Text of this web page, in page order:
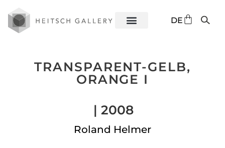
DE
ES
TRANSPARENT-GELB,
ORANGE I
| 2008
Roland Helmer